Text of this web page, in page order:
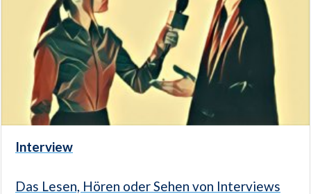
Interview
Das Lesen, Hören oder Sehen von Interviews